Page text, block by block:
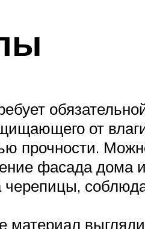
от
прочности.
фасада дома
черепицы,